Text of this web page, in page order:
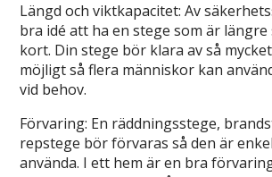
Längd och viktkapacitet: Av
bra idé att ha en stege som är
kort. Din stege bör klara av så
möjligt så flera människor kan
vid behov.
Förvaring: En räddningsstege,
repstege bör förvaras så den är
använda. I ett hem är en bra